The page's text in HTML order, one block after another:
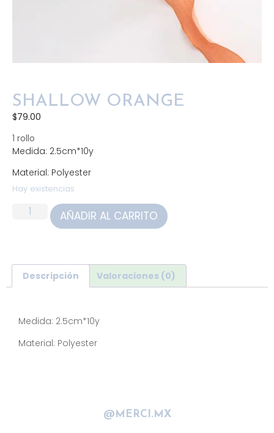
SHALLOW ORANGE
$79.00
1 rollo
Medida: 2.5cm*10y
Material: Polyester
Hay existencias
AÑADIR AL CARRITO
Descripción Valoraciones (0)
Medida: 2.5cm*10y
Material: Polyester
@MERCI.MX